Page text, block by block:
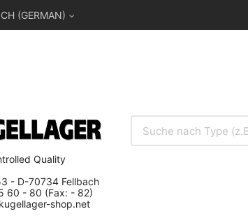
(GERMAN)
Quality
- D-70734 Fellbach
60 - 80 (Fax: - 82)
shop.net